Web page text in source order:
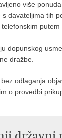
više
s davateljima tih
telefonskim
dopunskog
dražbe.
odlaganja
o provedbi